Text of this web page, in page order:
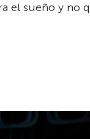
el sueño y no